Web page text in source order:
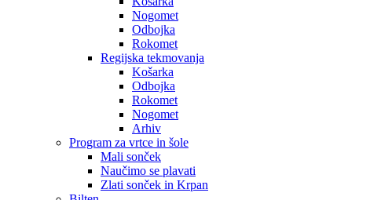
Nogomet
Odbojka
Rokomet
Regijska tekmovanja
Košarka
Odbojka
Rokomet
Nogomet
Arhiv
Program za vrtce in šole
Mali sonček
Naučimo se plavati
Zlati sonček in Krpan